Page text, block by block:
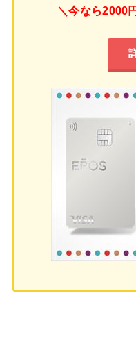
＼今なら2000